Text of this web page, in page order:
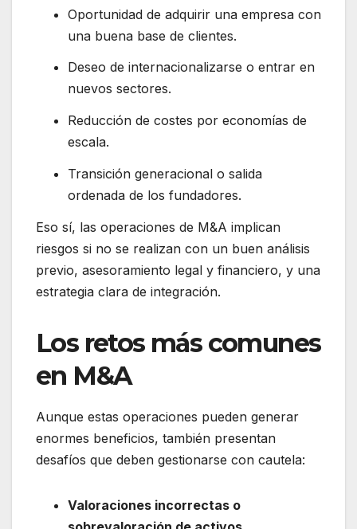
Oportunidad de adquirir una empresa con
una buena base de clientes.
Deseo de internacionalizarse o entrar en
nuevos sectores.
Reducción de costes por economías de
escala.
Transición generacional o salida
ordenada de los fundadores.
Eso sí, las operaciones de M&A implican
riesgos si no se realizan con un buen análisis
previo, asesoramiento legal y financiero, y una
estrategia clara de integración.
Los retos más comunes
en M&A
Aunque estas operaciones pueden generar
enormes beneficios, también presentan
desafíos que deben gestionarse con cautela:
Valoraciones incorrectas o